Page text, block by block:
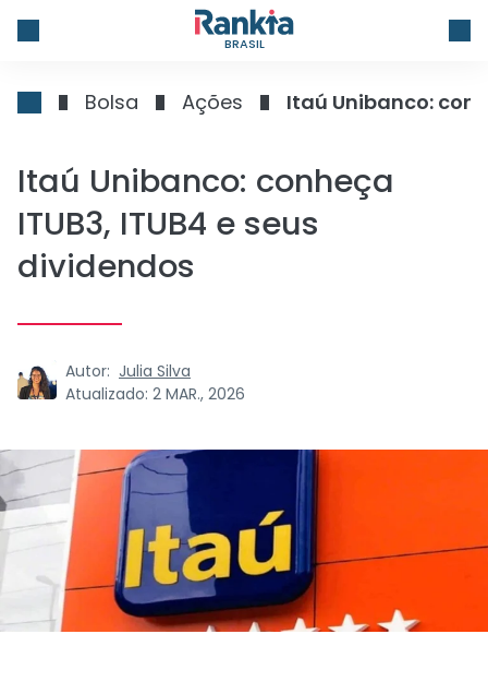
BRASIL
Bolsa Ações Itaú Unibanco:
Itaú Unibanco: conheça
ITUB3, ITUB4 e seus
dividendos
Autor: Julia Silva
Atualizado: 2 MAR., 2026